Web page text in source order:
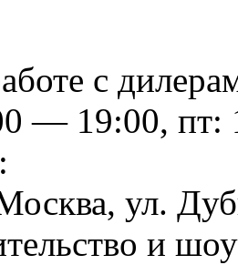
с
— 19:00, пт:
ул.
и